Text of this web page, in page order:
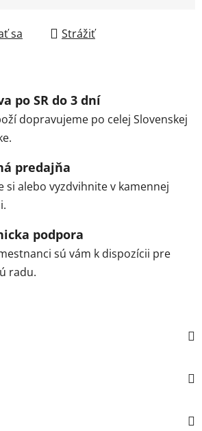
sa
Strážiť
po SR do 3 dní
dopravujeme po celej Slovenskej
predajňa
si alebo vyzdvihnite v kamennej
podpora
sú vám k dispozícii pre
radu.